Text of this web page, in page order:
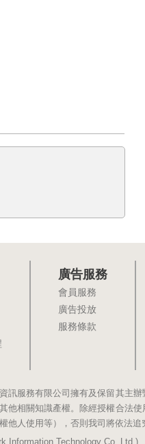
廣告服務
會員服務
廣告投放
服務條款
訊服務有限公司擁有及保留其主
他相關知識產權。除經授權合法
人使用等），否則我司將依法追
Information Technology Co.,Ltd.)